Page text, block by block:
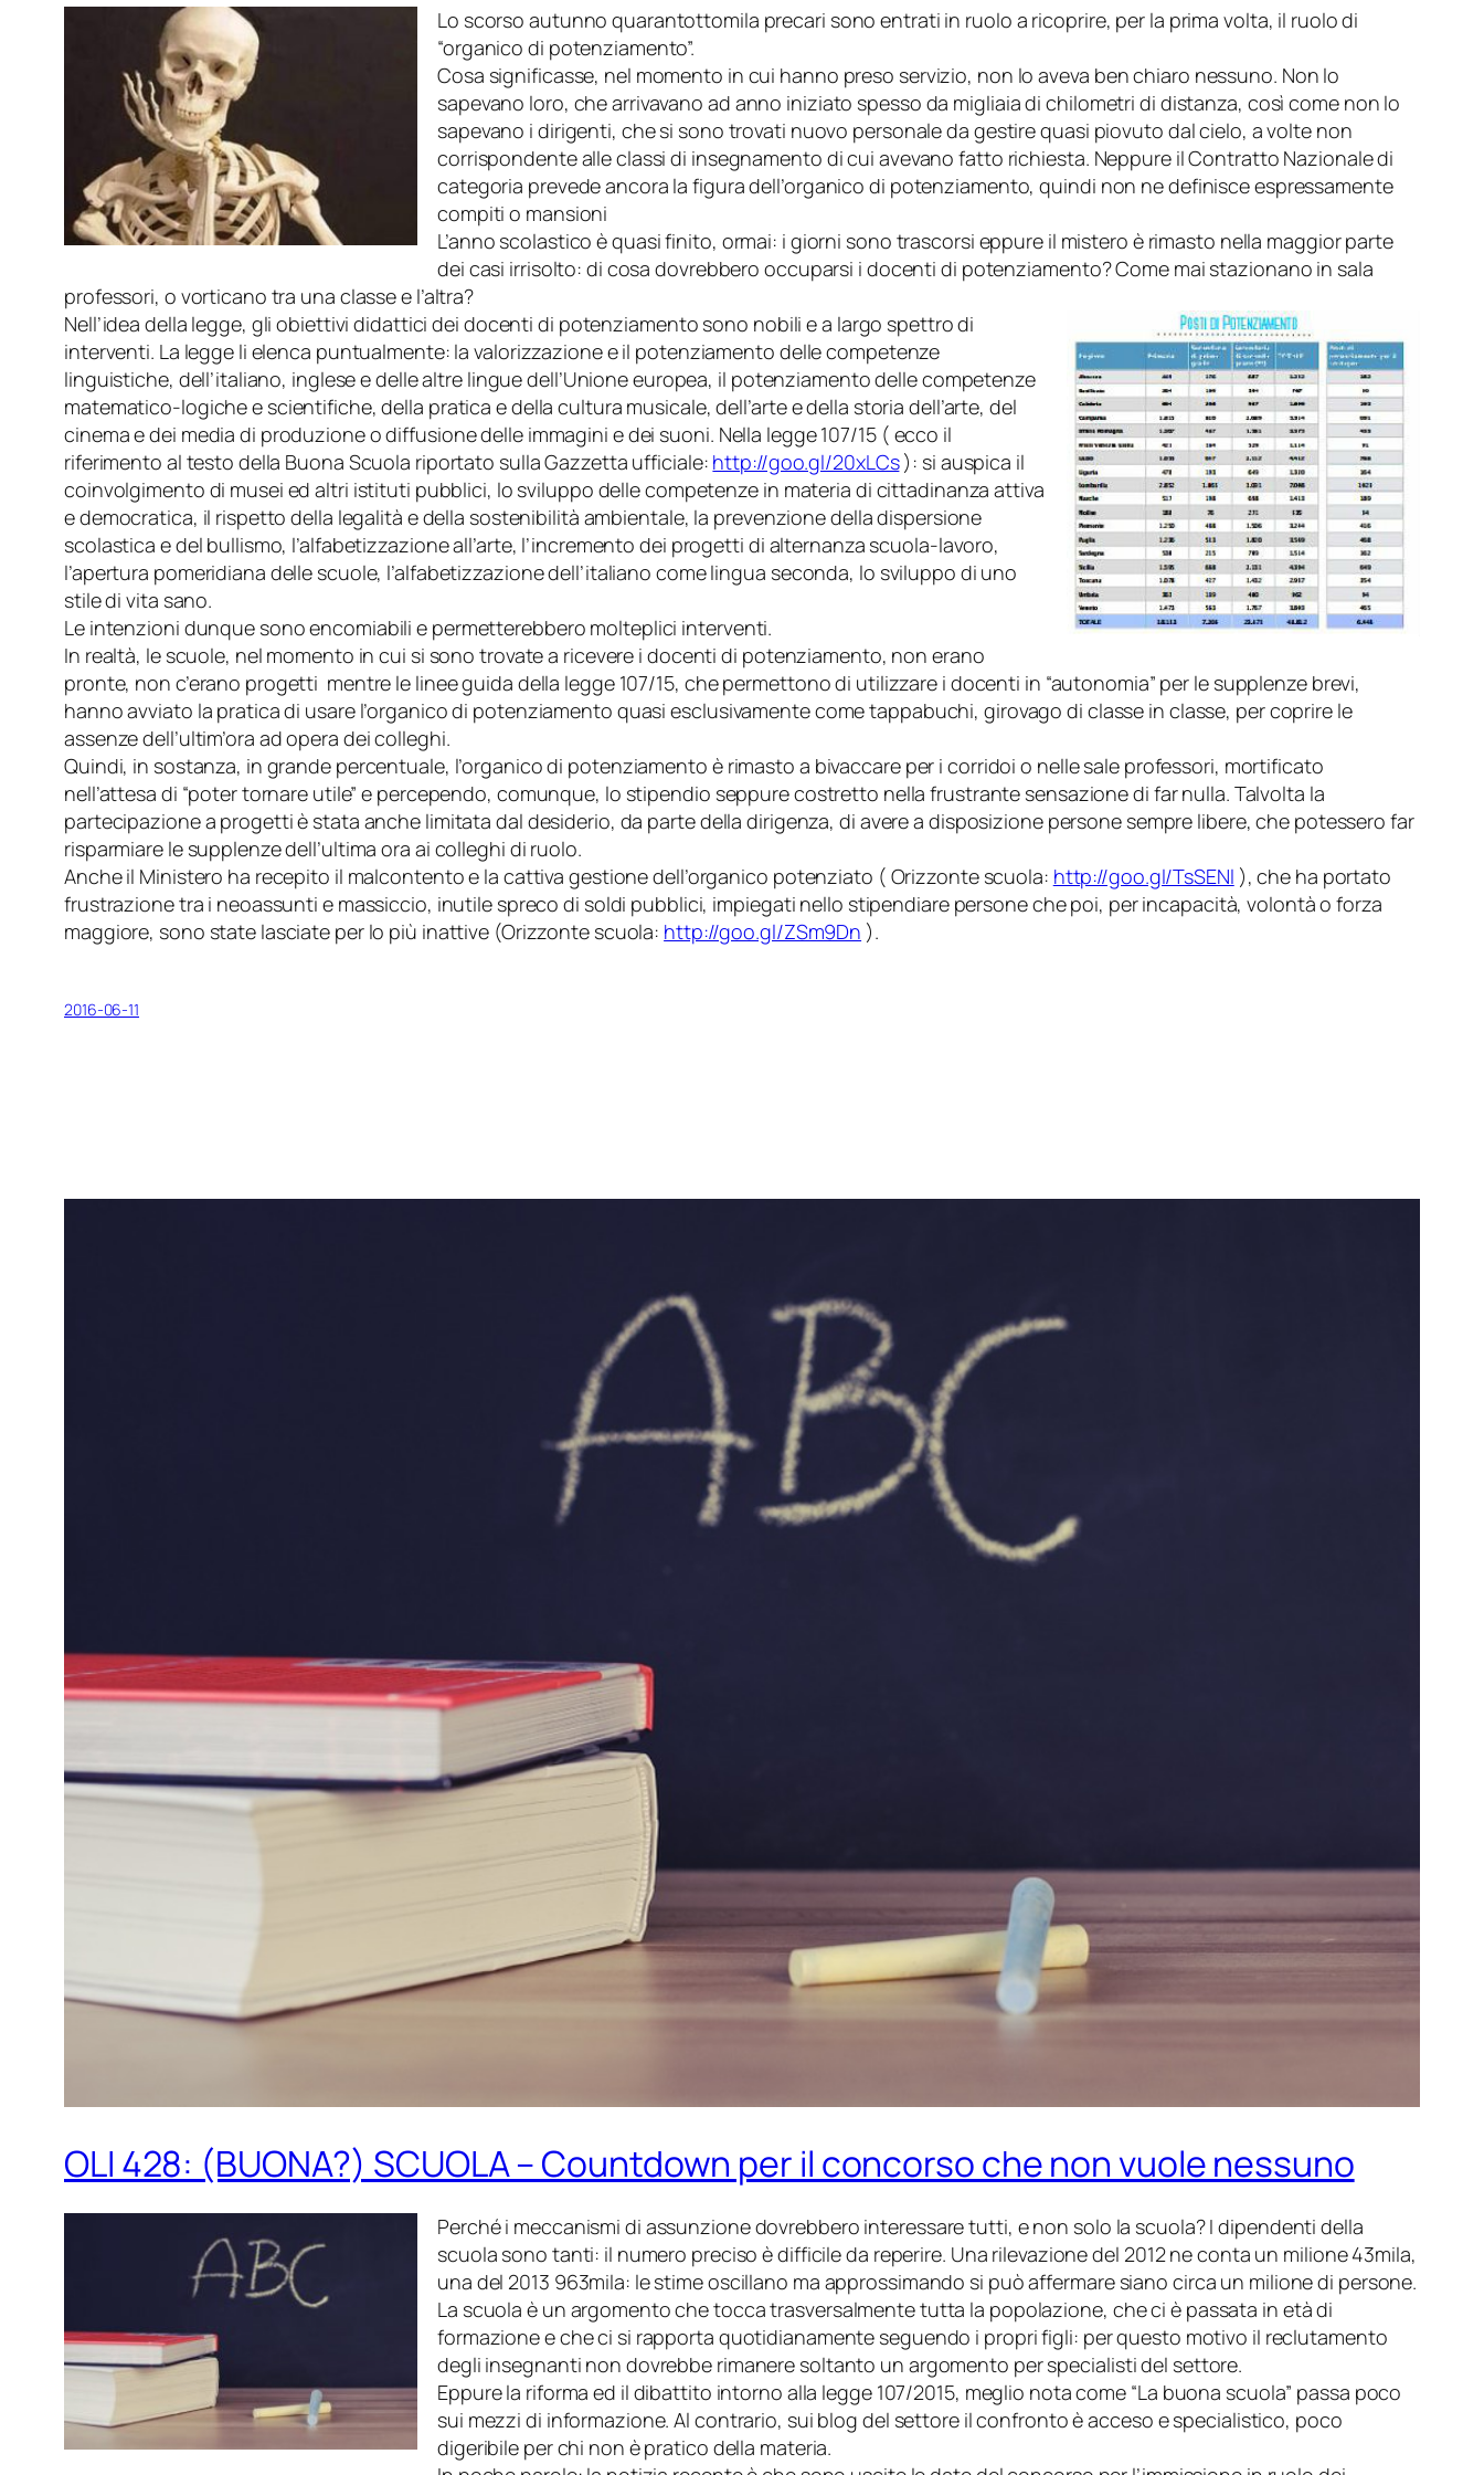
Lo scorso autunno quarantottomila precari sono entrati in ruolo a ricoprire, per la prima volta, il ruolo di
“organico di potenziamento”.
Cosa significasse, nel momento in cui hanno preso servizio, non lo aveva ben chiaro nessuno. Non lo
sapevano loro, che arrivavano ad anno iniziato spesso da migliaia di chilometri di distanza, così come non lo
sapevano i dirigenti, che si sono trovati nuovo personale da gestire quasi piovuto dal cielo, a volte non
corrispondente alle classi di insegnamento di cui avevano fatto richiesta. Neppure ilContratto Nazionale di
categoria prevede ancora la figura dell’organico di potenziamento, quindi non ne definisce espressamente
compiti o mansioni
L’anno scolastico è quasi finito, ormai: i giorni sono trascorsi eppure il mistero è rimasto nella maggior parte
dei casi irrisolto: di cosa dovrebbero occuparsi i docenti di potenziamento? Come mai stazionano in sala
professori, o vorticano tra una classe e l’altra?
Nell’idea della legge, gli obiettivi didattici dei docenti di potenziamento sono nobili e a largo spettro di
interventi. La legge li elenca puntualmente: la valorizzazione e il potenziamento delle competenze
linguistiche, dell’italiano, inglese e delle altre lingue dell’Unione europea, il potenziamento delle competenze
matematico-logiche e scientifiche, della pratica e della cultura musicale, dell’arte e della storia dell’arte, del
cinema e dei media di produzione o diffusione delle immagini e dei suoni. Nella legge 107/15 ( ecco il
riferimento al testo della Buona Scuola riportato sulla Gazzetta ufficiale: http://goo.gl/20xLCs): si auspica il
coinvolgimento di musei ed altri istituti pubblici, lo sviluppo delle competenze in materia di cittadinanza attiva
e democratica, il rispetto della legalità e della sostenibilità ambientale, la prevenzione della dispersione
scolastica e del bullismo, l’alfabetizzazione all’arte, l’incremento dei progetti di alternanza scuola-lavoro,
l’apertura pomeridiana delle scuole, l’alfabetizzazione dell’italiano come lingua seconda, lo sviluppo di uno
stile di vita sano.
Le intenzioni dunque sono encomiabili e permetterebbero molteplici interventi.
In realtà, le scuole, nel momento in cui si sono trovate a ricevere i docenti di potenziamento, non erano
pronte, non c’erano progetti mentre le linee guida della legge 107/15, che permettono di utilizzare i docenti in “autonomia” per le supplenze brevi,
hanno avviato la pratica di usare l’organico di potenziamento quasi esclusivamente come tappabuchi, girovago di classe in classe, per coprire le
assenze dell’ultim’ora ad opera dei colleghi.
Quindi, in sostanza, in grande percentuale, l’organico di potenziamento è rimasto a bivaccare per i corridoi o nelle sale professori, mortificato
nell’attesa di “poter tornare utile” e percependo, comunque, lo stipendio seppure costretto nella frustrante sensazione di far nulla. Talvolta la
partecipazione a progetti è stata anche limitata dal desiderio, da parte della dirigenza, di avere a disposizione persone sempre libere, che potessero far
risparmiare le supplenze dell’ultima ora ai colleghi di ruolo.
Anche il Ministero ha recepito il malcontento e la cattiva gestione dell’organico potenziato ( Orizzonte scuola: http://goo.gl/TsSENl ), che ha portato
frustrazione tra i neoassunti e massiccio, inutile spreco di soldi pubblici, impiegati nello stipendiare persone che poi, per incapacità, volontà o forza
maggiore, sono state lasciate per lo più inattive (Orizzonte scuola: http://goo.gl/ZSm9Dn ).
2016-06-11
OLI 428: (BUONA?) SCUOLA – Countdown per il concorso che non vuole nessuno
Perché i meccanismi di assunzione dovrebbero interessare tutti, e non solo la scuola? I dipendenti della
scuola sono tanti: il numero preciso è difficile da reperire. Una rilevazione del 2012 ne conta un milione 43mila,
una del 2013 963mila: le stime oscillano ma approssimando si può affermare siano circa un milione di persone.
La scuola è un argomento che tocca trasversalmente tutta la popolazione, che ci è passata in età di
formazione e che ci si rapporta quotidianamente seguendo i propri figli: per questo motivo il reclutamento
degli insegnanti non dovrebbe rimanere soltanto un argomento per specialisti del settore.
Eppure la riforma ed il dibattito intorno alla legge 107/2015, meglio nota come “La buona scuola” passa poco
sui mezzi di informazione. Al contrario, sui blog del settore il confronto è acceso e specialistico, poco
digeribile per chi non è pratico della materia.